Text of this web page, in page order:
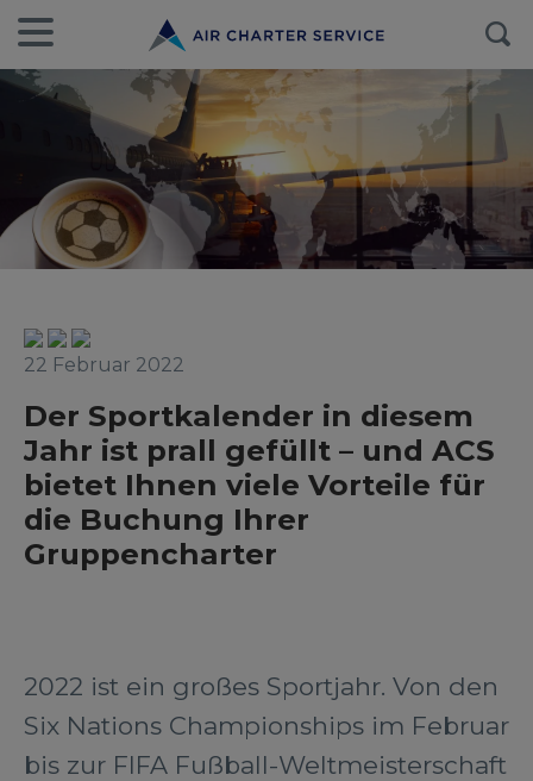
22 Februar 2022
Der Sportkalender in diesem
Jahr ist prall gefüllt – und ACS
bietet Ihnen viele Vorteile für
die Buchung Ihrer
Gruppencharter
2022 ist ein großes Sportjahr. Von den
Six Nations Championships im Februar
bis zur FIFA Fußball-Weltmeisterschaft